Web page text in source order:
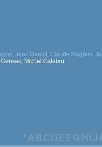
Jean Girault, Claude Magnier,
Michel Galabru
*ABCDEFG HIJ